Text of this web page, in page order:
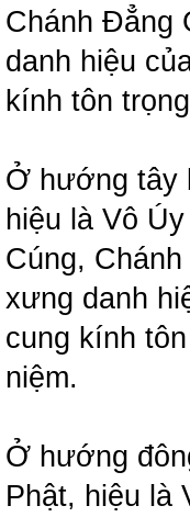
Chánh Đẳng
danh hiệu
kính tôn
Ở hướng tây
hiệu là Vô
Cúng,
xưng danh
cung kính
niệm.
Ở hướng
Phật, hiệu là